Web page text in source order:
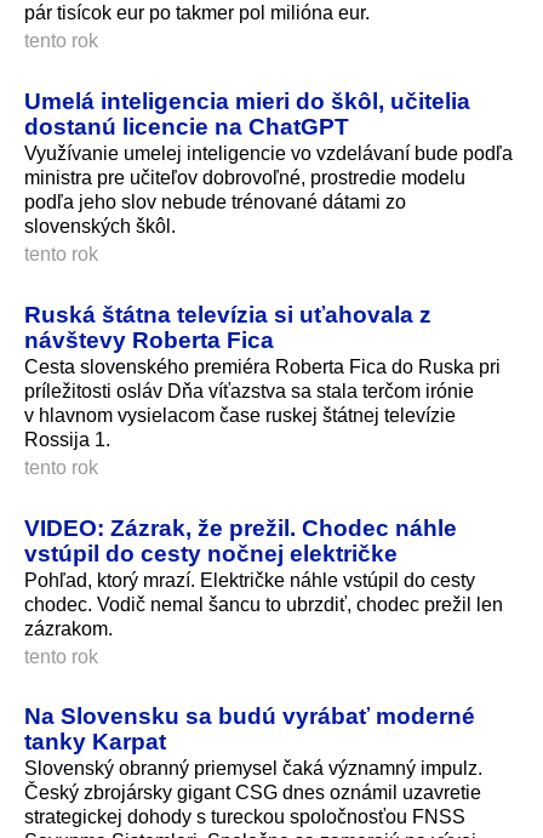
pár tisícok eur po takmer pol milióna eur.
tento rok
Umelá inteligencia mieri do škôl, učitelia
dostanú licencie na ChatGPT
Využívanie umelej inteligencie vo vzdelávaní bude podľa
ministra pre učiteľov dobrovoľné, prostredie modelu
podľa jeho slov nebude trénované dátami zo
slovenských škôl.
tento rok
Ruská štátna televízia si uťahovala z
návštevy Roberta Fica
Cesta slovenského premiéra Roberta Fica do Ruska pri
príležitosti osláv Dňa víťazstva sa stala terčom irónie
v hlavnom vysielacom čase ruskej štátnej televízie
Rossija 1.
tento rok
VIDEO: Zázrak, že prežil. Chodec náhle
vstúpil do cesty nočnej električke
Pohľad, ktorý mrazí. Električke náhle vstúpil do cesty
chodec. Vodič nemal šancu to ubrzdiť, chodec prežil len
zázrakom.
tento rok
Na Slovensku sa budú vyrábať moderné
tanky Karpat
Slovenský obranný priemysel čaká významný impulz.
Český zbrojársky gigant CSG dnes oznámil uzavretie
strategickej dohody s tureckou spoločnosťou FNSS